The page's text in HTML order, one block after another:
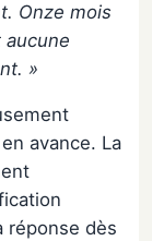
Onze mois
»
avance. La
réponse dès